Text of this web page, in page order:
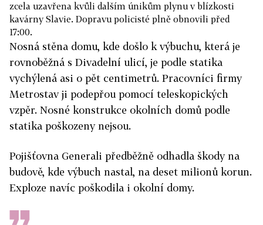
zcela uzavřena kvůli dalším únikům plynu v blízkosti
kavárny Slavie. Dopravu policisté plně obnovili před
17:00.
Nosná stěna domu, kde došlo k výbuchu, která je
rovnoběžná s Divadelní ulicí, je podle statika
vychýlená asi o pět centimetrů. Pracovníci firmy
Metrostav ji podepřou pomocí teleskopických
vzpěr. Nosné konstrukce okolních domů podle
statika poškozeny nejsou.
Pojišťovna Generali předběžně odhadla škody na
budově, kde výbuch nastal, na deset milionů korun.
Exploze navíc poškodila i okolní domy.